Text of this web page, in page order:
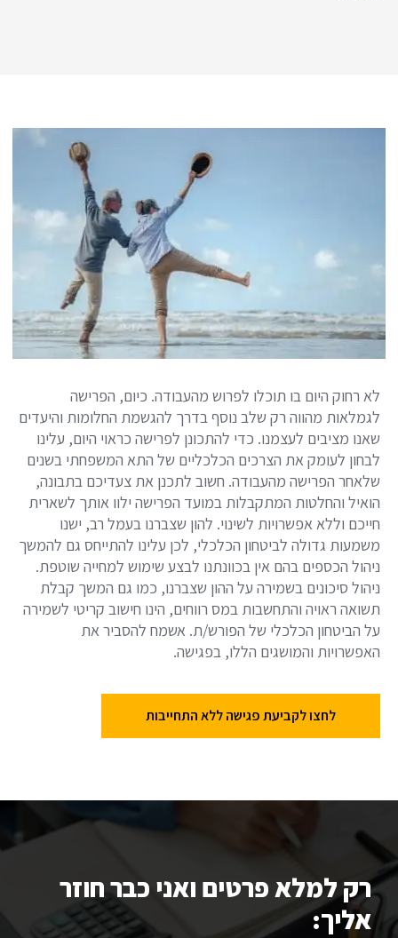
לא רחוק היום בו תוכלו לפרוש מהעבודה. כיום, הפרישה
לגמלאות מהווה רק שלב נוסף בדרך להגשמת החלומות והיעדים
שאנו מציבים לעצמנו. כדי להתכונן לפרישה כראוי היום, עלינו
לבחון לעומק את הצרכים הכלכליים של התא המשפחתי בשנים
שלאחר הפרישה מהעבודה. חשוב לתכנן את צעדיכם בתבונה,
הואיל והחלטות המתקבלות במועד הפרישה ילוו אותך לשארית
חייכם וללא אפשרויות לשינוי. להון שצברנו בעמל רב, ישנו
משמעות גדולה לביטחון הכלכלי, לכן עלינו להתייחס גם להמשך
ניהול הכספים בהם אין בכוונתנו לבצע שימוש למחייה שוטפת.
ניהול סיכונים בשמירה על ההון שצברנו, כמו גם המשך קבלת
תשואה ראויה והתחשבות במס רווחים, הינו חישוב קריטי לשמירה
על הביטחון הכלכלי של הפורש/ת. אשמח להסביר את
האפשרויות והמושגים הללו, בפגישה.
לחצו לקביעת פגישה ללא התחייבות
רק למלא פרטים ואני כבר חוזר
אליך: